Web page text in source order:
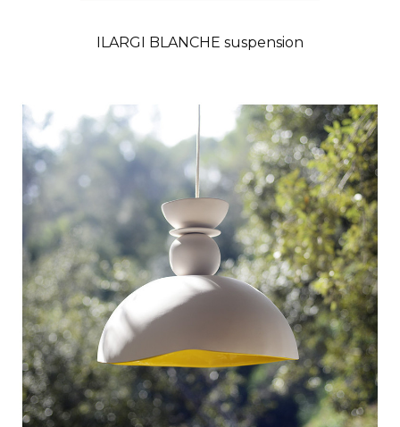
ILARGI BLANCHE suspension